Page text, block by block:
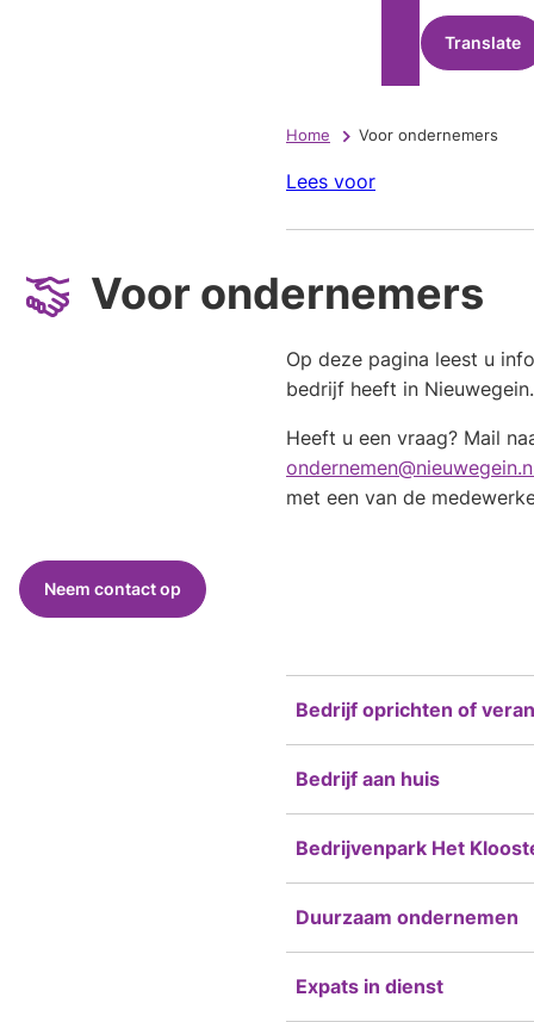
Translate
Home Voor ondernemers
Lees voor
Voor ondernemers
Op deze pagina leest u
bedrijf heeft in
Heeft u een vraag? Mail
met een van de
Neem contact op
Bedrijf oprichten of
Bedrijf aan huis
Bedrijvenpark Het
Duurzaam ondernemen
Expats in dienst